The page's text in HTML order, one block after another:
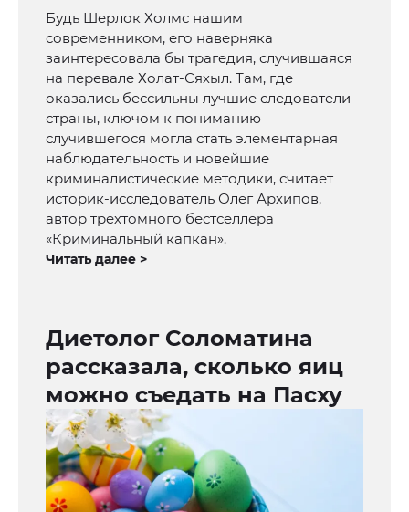
Будь Шерлок Холмс нашим
современником, его наверняка
заинтересовала бы трагедия, случившаяся
на перевале Холат-Сяхыл. Там, где
оказались бессильны лучшие следователи
страны, ключом к пониманию
случившегося могла стать элементарная
наблюдательность и новейшие
криминалистические методики, считает
историк-исследователь Олег Архипов,
автор трёхтомного бестселлера
«Криминальный капкан».
Читать далее >
Диетолог Соломатина
рассказала, сколько яиц
можно съедать на Пасху